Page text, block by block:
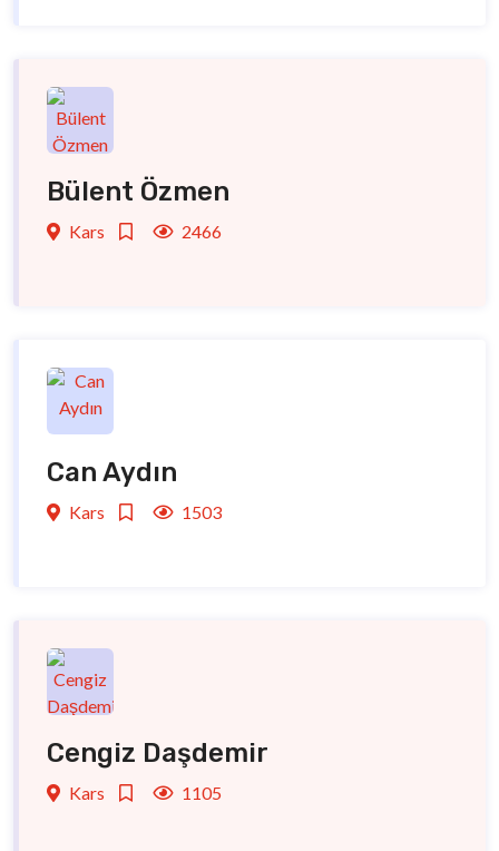
Bülent Özmen
Kars 2466
Can Aydın
Kars 1503
Cengiz Daşdemir
Kars 1105